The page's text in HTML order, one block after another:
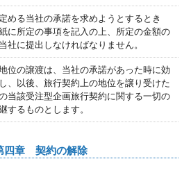
める当社の承諾を求めようとするとき
に所定の事項を記入の上、所定の金額の
社に提出しなければなりません。
位の譲渡は、当社の承諾があった時に効
、以後、旅行契約上の地位を譲り受けた
当該受注型企画旅行契約に関する一切の
するものとします。
四章 契約の解除